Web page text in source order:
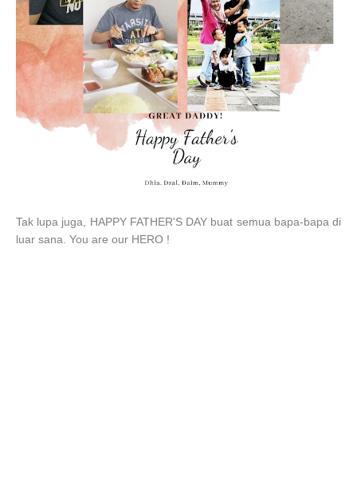
Tak lupa juga, HAPPY FATHER'S DAY buat semua bapa-bapa di
luar sana. You are our HERO !